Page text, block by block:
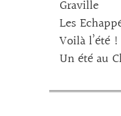
Graville
Les
Voilà l’été !
Un été au